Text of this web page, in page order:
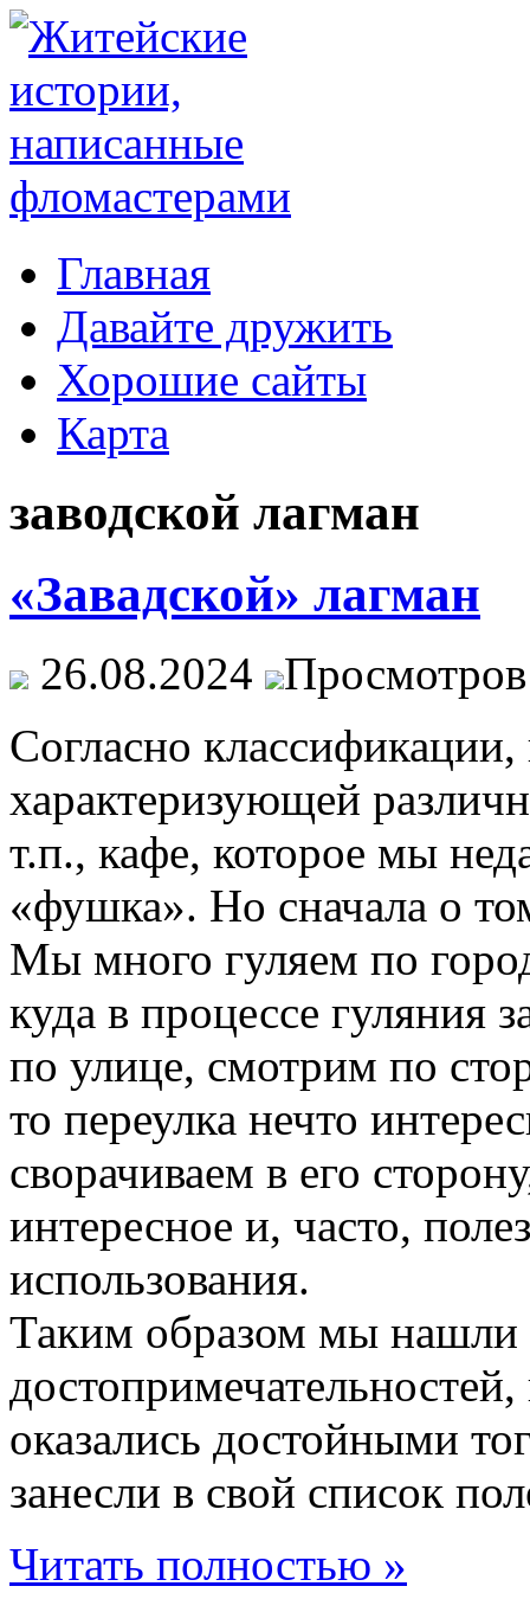
Главная
Давайте дружить
Хорошие сайты
Карта
заводской лагман
«Завадской» лагман
26.08.2024
Согласно
характеризующей
т.п., кафе, которое мы
«фушка». Но сначала о
Мы много гуляем по
куда в процессе гуляния
по улице, смотрим по
то переулка нечто
сворачиваем в его
интересное и, часто,
использования.
Таким образом мы нашли
оказались достойными
занесли в свой список
Читать полностью »